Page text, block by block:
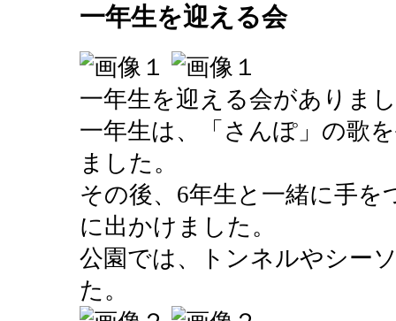
一年生を迎える会
一年生を迎える会がありま
一年生は、「さんぽ」の歌
ました。
その後、6年生と一緒に手
に出かけました。
公園では、トンネルやシー
た。